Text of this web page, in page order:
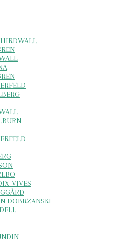
VIVES
DOBRZANSKI